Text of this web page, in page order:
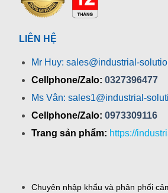
LIÊN HỆ
Mr Huy: sales@industrial-
Cellphone/Zalo: 0327396477
Ms Vân: sales1@industrial-
Cellphone/Zalo: 0973309116
Trang sản phẩm: https://
Chuyên nhập khẩu và phân phối